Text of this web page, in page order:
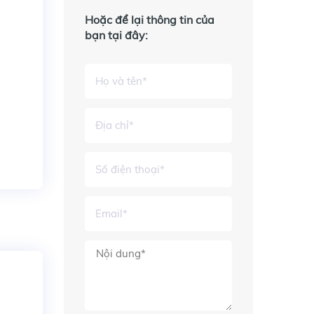
Hoặc để lại thông tin của
bạn tại đây: